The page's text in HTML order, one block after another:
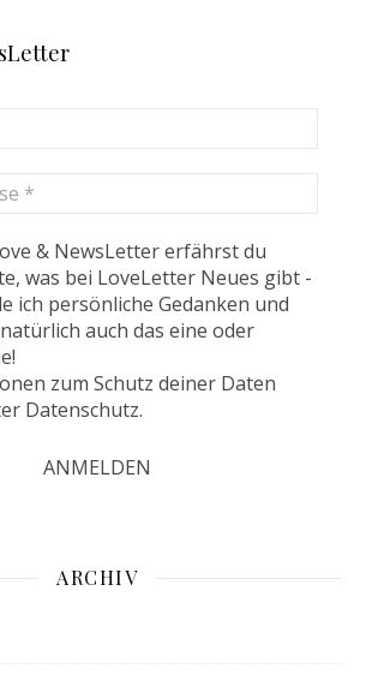
& NewsLetter erfährst du
was bei LoveLetter Neues gibt -
ich persönliche Gedanken und
auch das eine oder
zum Schutz deiner Daten
Datenschutz.
ARCHIV